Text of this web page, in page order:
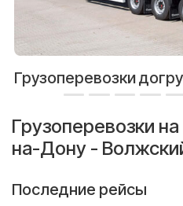
Грузоперевозки
Грузоперевозки
на-Дону -
Последние рейсы